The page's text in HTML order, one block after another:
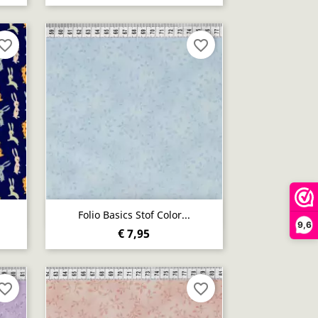
9,6
Folio Basics Stof Color...
€ 7,95
Snel bekijken
favorite_border
favorite_border